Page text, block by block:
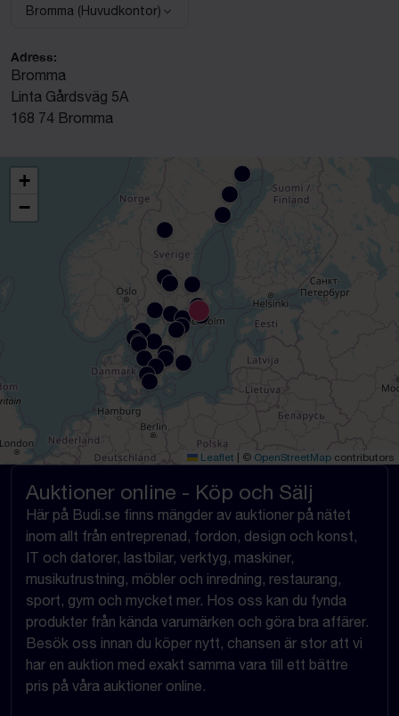
Välj anläggning:
Bromma (Huvudkontor)
Adress:
Bromma
Linta Gårdsväg 5A
168 74 Bromma
+
−
Leaflet © OpenStreetMap contributors
Auktioner online - Köp och Sälj
Här på Budi.se finns mängder av auktioner på nätet
inom allt från entreprenad, fordon, design och konst,
IT och datorer, lastbilar, verktyg, maskiner,
musikutrustning, möbler och inredning, restaurang,
sport, gym och mycket mer. Hos oss kan du fynda
produkter från kända varumärken och göra bra affärer.
Besök oss innan du köper nytt, chansen är stor att vi
har en auktion med exakt samma vara till ett bättre
pris på våra auktioner online.